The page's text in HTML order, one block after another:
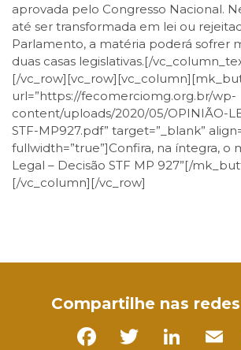
aprovada pelo Congresso Nacional.
até ser transformada em lei ou
Parlamento, a matéria poderá sofrer
duas casas legislativas.[/
[/
url=”https://fecomerciomg.org.br/wp-
content/uploads/2020/05/OPINIÃO-
STF-MP927.pdf” target=”_blank”
fullwidth=”true”]Confira, na íntegra, o
Legal – Decisão STF MP 927”[/
[/vc_column][/vc_row]
Compartilhe nas